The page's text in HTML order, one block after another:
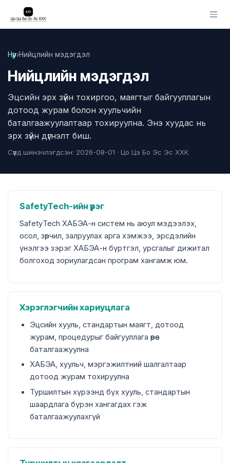
Skip to Content
Нүүр›Нийцлийн мэдэгдэл
Нийцлийн мэдэгдэл
Эцсийн эрх зүйн тохиргоо, маягтыг байгууллагын
дотоод журам болон хуульчийн
баталгаажуулалтаар тохируулна. Энэ хуудас нь
эрх зүйн дүгнэлт биш.
Сүүлд шинэчлэгдсэн: 2026-08-01 · Цо Цэ Бо Эс Эс ХХК
SafetyTech-ийн үүрэг
SafetyTech ХАБЭА-н систем нь аюул мэдээлэх,
осол, зөрчил, залруулах арга хэмжээ, эрсдэлийн
үнэлгээ зэрэг ХАБЭА-н бүртгэл, урсгалыг дижитал
болгоход зориулагдсан програм хангамж юм.
Хэрэглэгчийн хариуцлага
Эцсийн хууль, стандартын маягт, дотоод
журам, процедурыг байгууллага өөрөө
баталгаажуулна
ХАБЭА, хуульч, мэргэжилтний шалгалтаар
дотоод журам тохируулна
Туршилтын хүрээнд бүх хууль, стандартын
шаардлага бүрэн хангагдах гэж
баталгаажуулахгүй